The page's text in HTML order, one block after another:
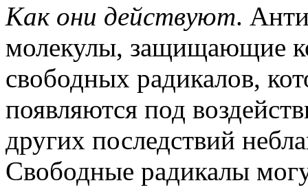
Как они действуют.
молекулы, защищающие
свободных радикалов,
появляются под
других последствий
Свободные радикалы